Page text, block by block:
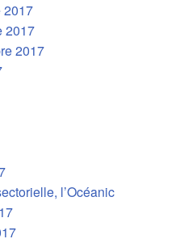
2017
2017
2017
l’Océanic